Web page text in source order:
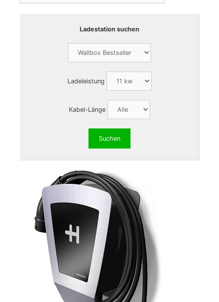
Ladestation suchen
Ladeleistung
Kabel-Länge